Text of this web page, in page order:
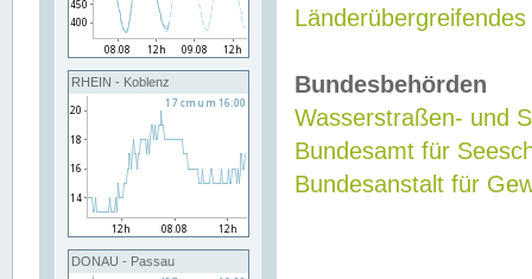
RHEIN - Koblenz
DONAU - Passau
Bundesbehörden
Wasserstraßen- und
Bundesamt für
Bundesanstalt für